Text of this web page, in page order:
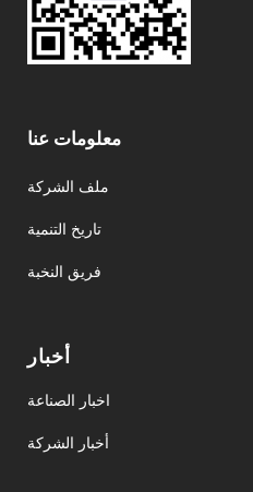
معلومات عنا
ملف الشركة
تاريخ التنمية
فريق النخبة
أخبار
اخبار الصناعة
أخبار الشركة